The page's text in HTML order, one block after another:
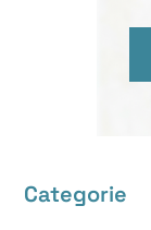
Categorie